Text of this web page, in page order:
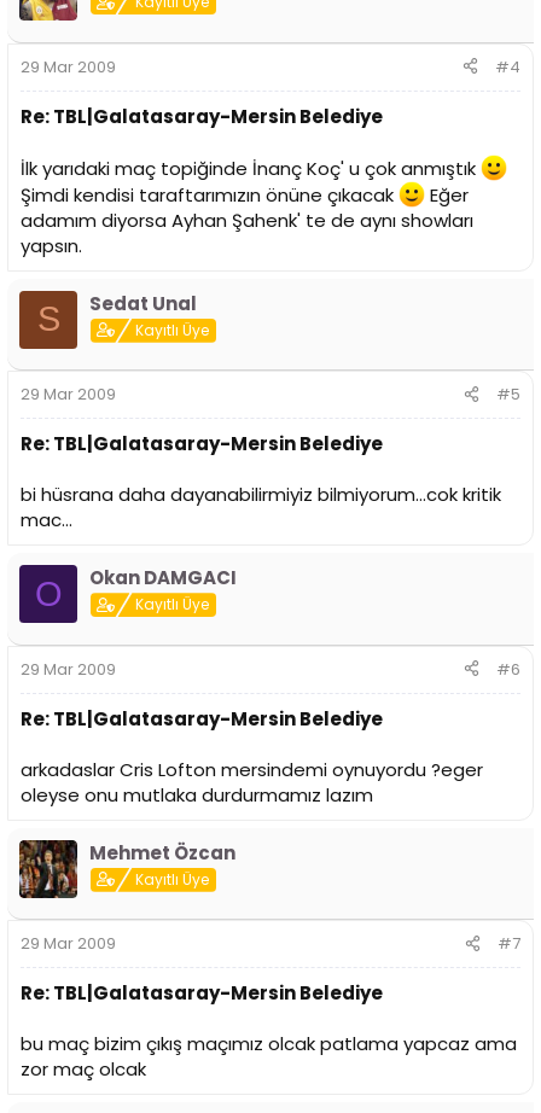
29 Mar 2009 #4
Re: TBL|Galatasaray-Mersin Belediye
İlk yarıdaki maç topiğinde İnanç Koç' u çok anmıştık
Şimdi kendisi taraftarımızın önüne çıkacak
Eğer
adamım diyorsa Ayhan Şahenk' te de aynı showları
yapsın.
S Sedat Unal
Kayıtlı Üye
29 Mar 2009 #5
Re: TBL|Galatasaray-Mersin Belediye
bi hüsrana daha dayanabilirmiyiz bilmiyorum...cok kritik
mac...
O Okan DAMGACI
Kayıtlı Üye
29 Mar 2009 #6
Re: TBL|Galatasaray-Mersin Belediye
arkadaslar Cris Lofton mersindemi oynuyordu ?eger
oleyse onu mutlaka durdurmamız lazım
Mehmet Özcan
Kayıtlı Üye
29 Mar 2009 #7
Re: TBL|Galatasaray-Mersin Belediye
bu maç bizim çıkış maçımız olcak patlama yapcaz ama
zor maç olcak